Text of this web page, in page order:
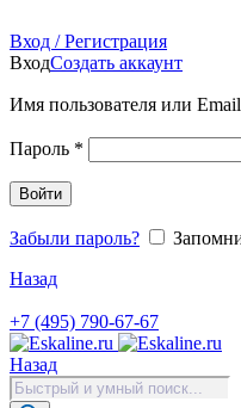
Вход / Регистрация
ВходСоздать аккаунт
Имя пользователя или Email
Пароль *
Войти
Забыли пароль?
Назад
+7 (495) 790-67-67
Назад
Поиск